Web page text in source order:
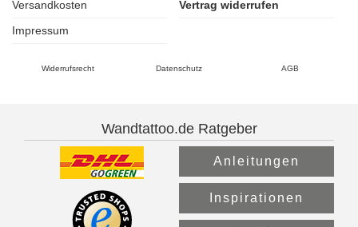
Versandkosten
Vertrag widerrufen
Impressum
Widerrufsrecht Datenschutz AGB
Wandtattoo.de Ratgeber
Anleitungen
Inspirationen